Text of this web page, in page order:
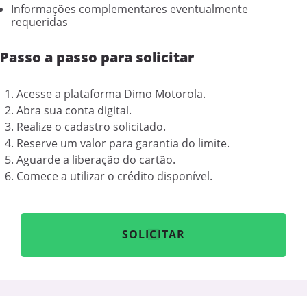
Informações complementares eventualmente
requeridas
Passo a passo para solicitar
Acesse a plataforma Dimo Motorola.
Abra sua conta digital.
Realize o cadastro solicitado.
Reserve um valor para garantia do limite.
Aguarde a liberação do cartão.
Comece a utilizar o crédito disponível.
SOLICITAR